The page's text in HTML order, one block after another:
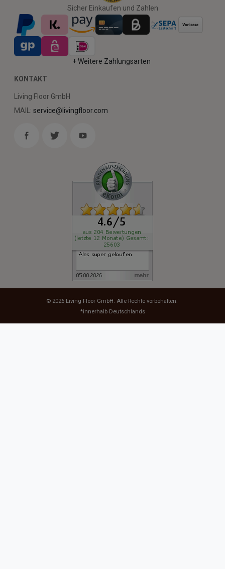
Sicher Einkaufen und Zahlen
+ Weitere Zahlungsarten
KONTAKT
Living Floor GmbH
MAIL: service@livingfloor.com
© 2026 Living Floor GmbH . Alle Rechte vorbehalten.
*innerhalb Deutschlands